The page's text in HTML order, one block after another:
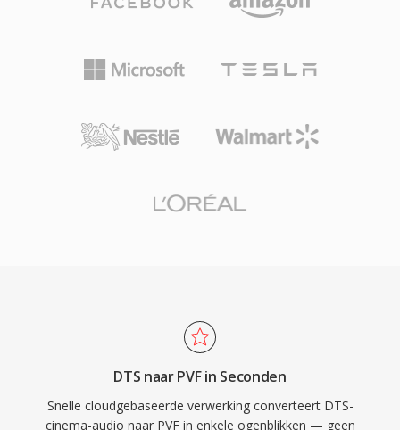
DTS naar PVF in Seconden
Snelle cloudgebaseerde verwerking converteert DTS-
cinema-audio naar PVF in enkele ogenblikken — geen